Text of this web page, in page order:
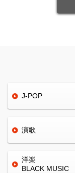
J-POP
演歌
洋楽
BLACK MUSIC